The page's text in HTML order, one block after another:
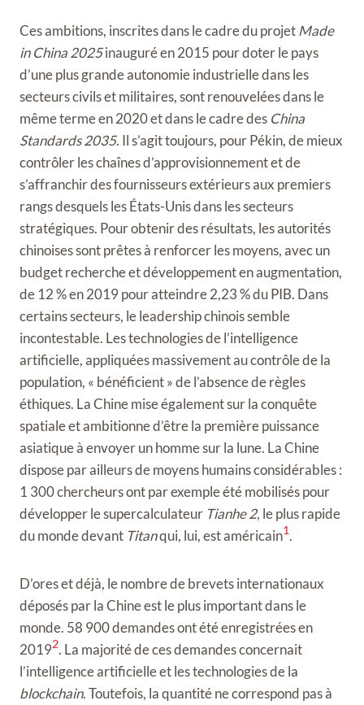
Ces ambitions, inscrites dans le cadre du projetMade
in China 2025inauguré en 2015 pour doter le pays
d’une plus grande autonomie industrielle dans les
secteurs civils et militaires, sont renouvelées dans le
même terme en 2020 et dans le cadre des China
Standards 2035. Il s’agit toujours, pour Pékin, de mieux
contrôler les chaînes d’approvisionnement et de
s’affranchir des fournisseurs extérieurs aux premiers
rangs desquels les États-Unis dans les secteurs
stratégiques. Pour obtenir des résultats, les autorités
chinoises sont prêtes à renforcer les moyens, avec un
budget recherche et développement en augmentation,
de 12 % en 2019 pour atteindre 2,23 % du PIB. Dans
certains secteurs, le leadership chinois semble
incontestable. Les technologies de l’intelligence
artificielle, appliquées massivement au contrôle de la
population, « bénéficient » de l’absence de règles
éthiques. La Chine mise également sur la conquête
spatiale et ambitionne d’être la première puissance
asiatique à envoyer un homme sur la lune. La Chine
dispose par ailleurs de moyens humains considérables :
1 300 chercheurs ont par exemple été mobilisés pour
développer le supercalculateur Tianhe 2, le plus rapide
du monde devant Titanqui, lui, est américain1.
D’ores et déjà, le nombre de brevets internationaux
déposés par la Chine est le plus important dans le
monde. 58 900 demandes ont été enregistrées en
20192. La majorité de ces demandes concernait
l’intelligence artificielle et les technologies de la
blockchain. Toutefois, la quantité ne correspond pas à